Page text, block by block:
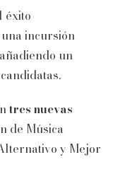
éxito
incursión
un
tres nuevas
de Música
y Mejor